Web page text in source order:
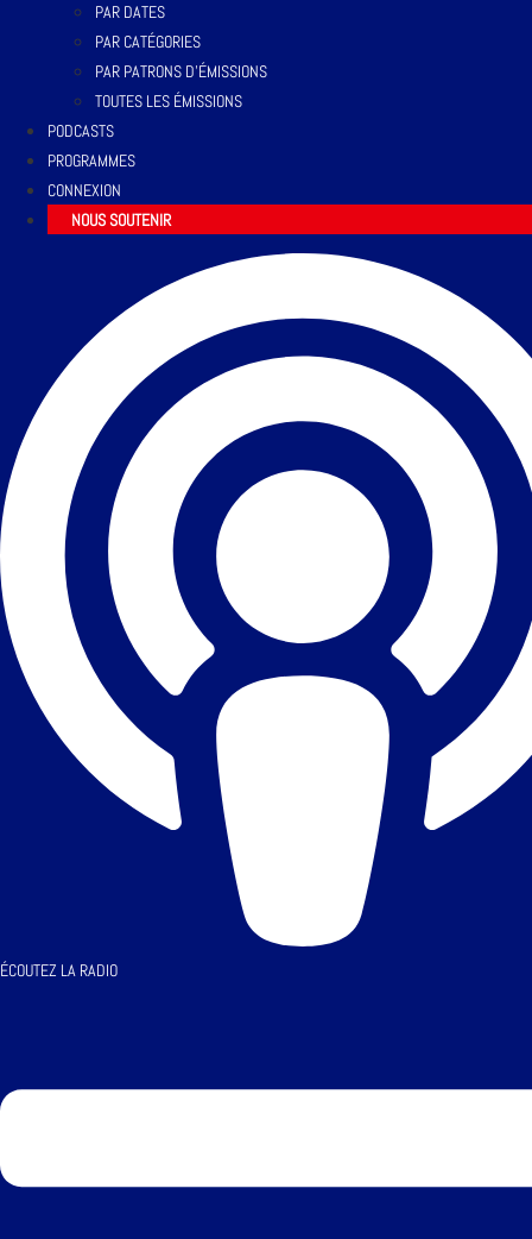
PAR DATES
PAR CATÉGORIES
PAR PATRONS D’ÉMISSIONS
TOUTES LES ÉMISSIONS
PODCASTS
PROGRAMMES
CONNEXION
NOUS SOUTENIR
ÉCOUTEZ LA RADIO